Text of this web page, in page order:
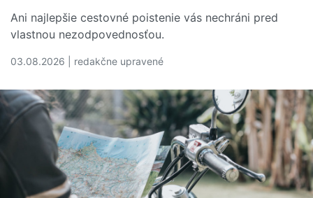
Ani najlepšie cestovné poistenie vás nechráni pred
vlastnou nezodpovednosťou.
03.08.2026 | redakčne upravené